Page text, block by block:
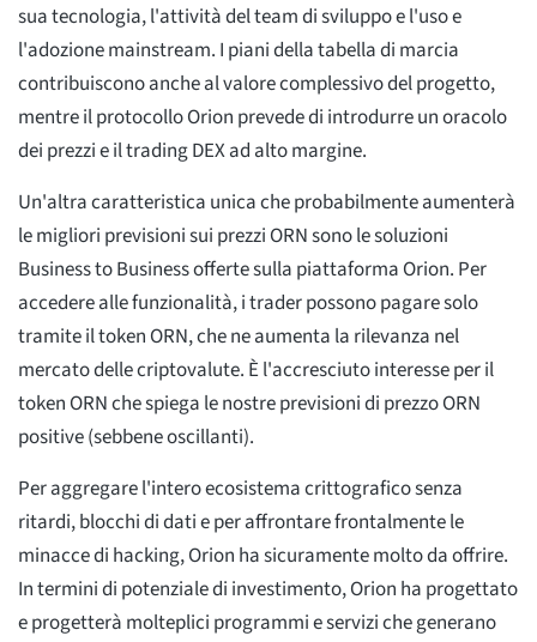
sua tecnologia, l'attività del team di sviluppo e l'uso e
l'adozione mainstream. I piani della tabella di marcia
contribuiscono anche al valore complessivo del progetto,
mentre il protocollo Orion prevede di introdurre un oracolo
dei prezzi e il trading DEX ad alto margine.
Un'altra caratteristica unica che probabilmente aumenterà
le migliori previsioni sui prezzi ORN sono le soluzioni
Business to Business offerte sulla piattaforma Orion. Per
accedere alle funzionalità, i trader possono pagare solo
tramite il token ORN, che ne aumenta la rilevanza nel
mercato delle criptovalute. È l'accresciuto interesse per il
token ORN che spiega le nostre previsioni di prezzo ORN
positive (sebbene oscillanti).
Per aggregare l'intero ecosistema crittografico senza
ritardi, blocchi di dati e per affrontare frontalmente le
minacce di hacking, Orion ha sicuramente molto da offrire.
In termini di potenziale di investimento, Orion ha progettato
e progetterà molteplici programmi e servizi che generano